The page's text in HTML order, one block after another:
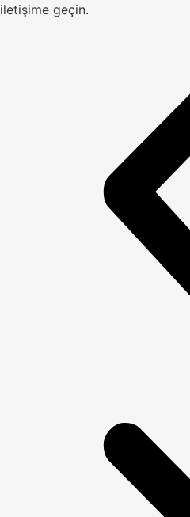
iletişime geçin.